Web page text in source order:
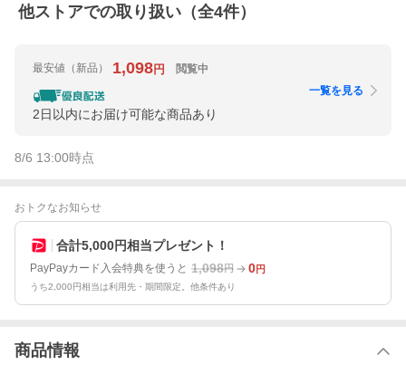
他ストアでの取り扱い（全4件）
最安値 （新品） 1,098円 閲覧中
2日以内にお届け可能な商品あり
一覧を見る
8/6 13:00時点
おトクなお知らせ
合計5,000円相当プレゼント！
PayPayカード入会特典を使うと 1,098円 0円
うち2,000円相当は利用先・期間限定。他条件あり
商品情報